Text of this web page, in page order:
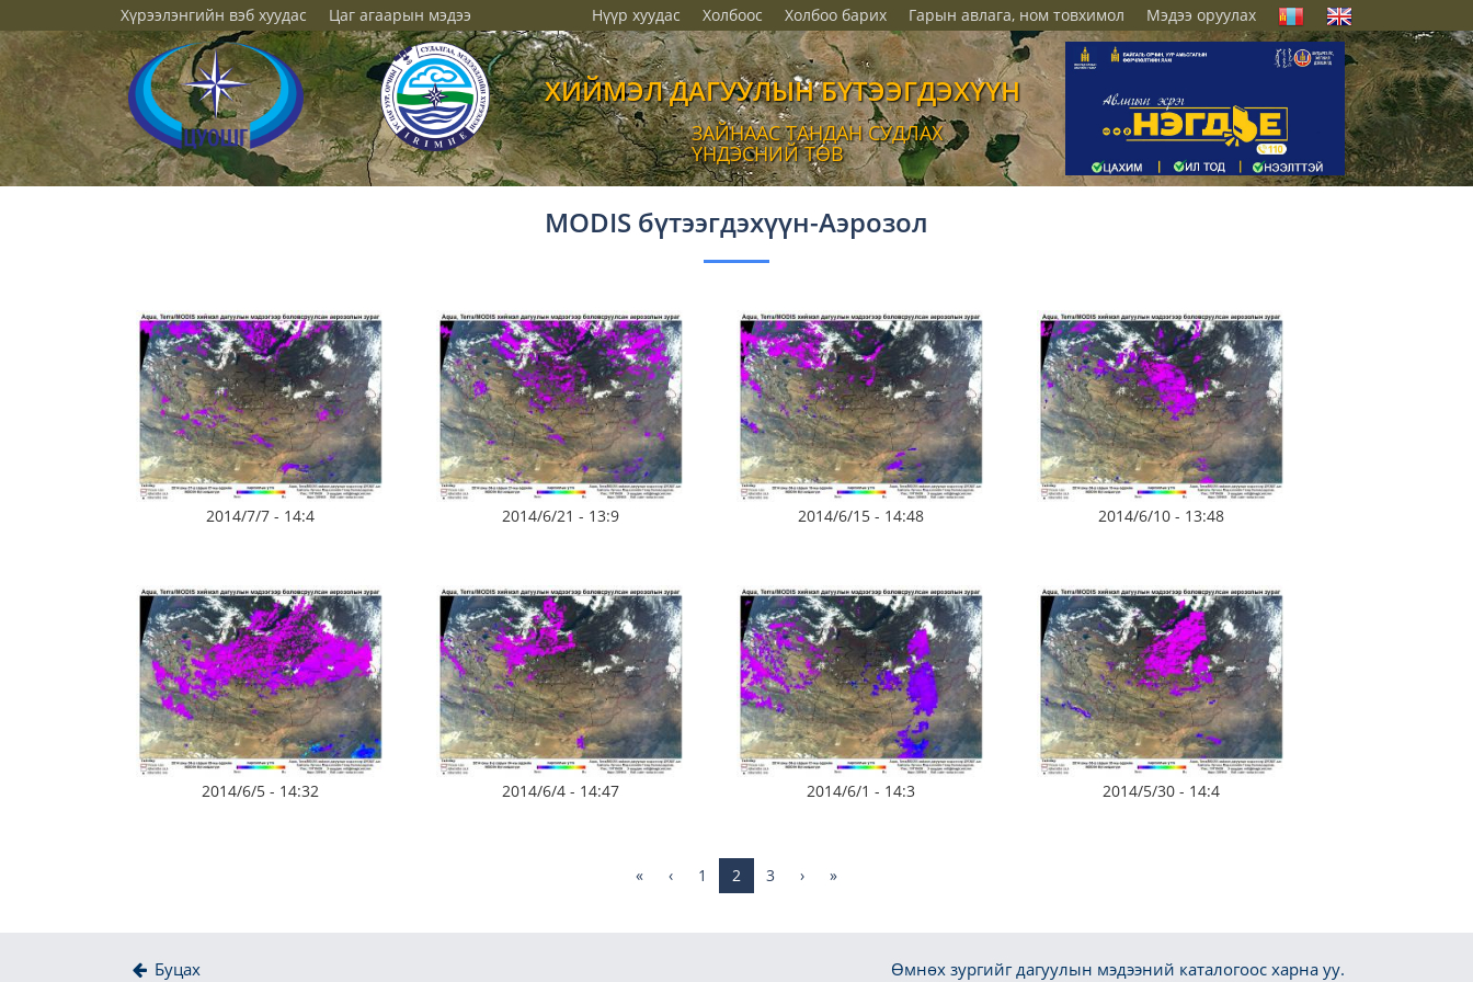
Хүрээлэнгийн вэб хуудас Цаг агаарын мэдээ Нүүр хуудас Холбоос Холбоо барих Гарын авлага, ном товхимол Мэдээ оруулах
ХИЙМЭЛ ДАГУУЛЫН БҮТЭЭГДЭХҮҮН
ЗАЙНААС ТАНДАН СУДЛАХ
ҮНДЭСНИЙ ТӨВ
MODIS бүтээгдэхүүн-Аэрозол
2014/7/7 - 14:4 2014/6/21 - 13:9 2014/6/15 - 14:48 2014/6/10 - 13:48
2014/6/5 - 14:32 2014/6/4 - 14:47 2014/6/1 - 14:3 2014/5/30 - 14:4
« ‹ 1 2 3 › »
Буцах Өмнөх зургийг дагуулын мэдээний каталогоос харна уу.